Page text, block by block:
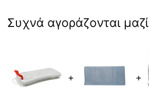
Συχνά αγοράζονται μαζί
+ +